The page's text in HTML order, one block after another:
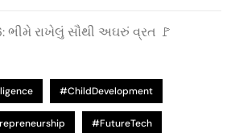
ભીમે રાખેલું સૌથી અઘરું વ્રત 🚩
#ChildDevelopment
#FutureTech